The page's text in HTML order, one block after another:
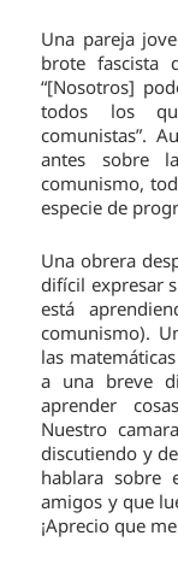
Una pareja
brote fascista
“[Nosotros]
todos los
comunistas”.
antes sobre
comunismo,
especie de
Una obrera
difícil expresar
está
comunismo).
las
a una breve
aprender
Nuestro
discutiendo y
hablara sobre
amigos y que
¡Aprecio que